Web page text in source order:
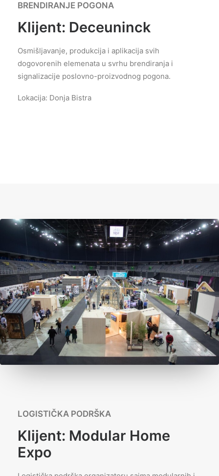
BRENDIRANJE POGONA
Klijent: Deceuninck
Osmišljavanje, produkcija i aplikacija svih
dogovorenih elemenata u svrhu brendiranja i
signalizacije poslovno-proizvodnog pogona.
Lokacija: Donja Bistra
LOGISTIČKA PODRŠKA
Klijent: Modular Home
Expo